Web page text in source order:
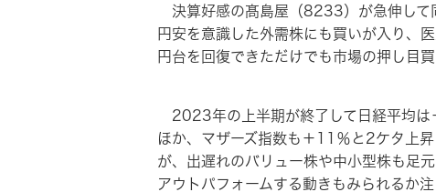
決算好感の髙島屋（8233）が急伸して
円安を意識した外需株にも買いが入り、
円台を回復できただけでも市場の押し目
2023年の上半期が終了して日経平均は
ほか、マザーズ指数も＋11％と2ケタ上
が、出遅れのバリュー株や中小型株も足
アウトパフォームする動きもみられるか注